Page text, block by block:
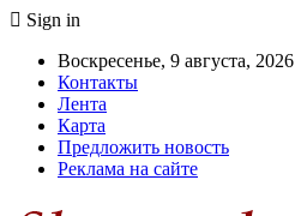
Sign in
Воскресенье, 9 августа, 2026
Контакты
Лента
Карта
Предложить новость
Реклама на сайте